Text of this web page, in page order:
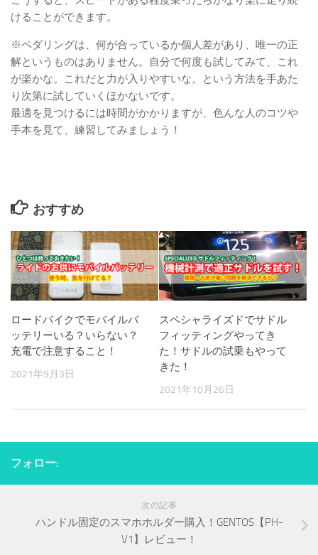
けることができます。
※ペダリングは、何が合っているか個人差があり、唯一の正
解というものはありません。自分で何度も試してみて、これ
が楽かな。これだと力が入りやすいな。という方法を手あた
り次第に試していくほかないです。
最適を見つけるには時間がかかりますが、色んな人のコツや
手本を見て、練習してみましょう！
おすすめ
ロードバイクでモバイルバ
ッテリーいる？いらない？
充電で注意すること！
2021年9月3日
スペシャライズドでサドル
フィッティングやってき
た！サドルの試乗もやって
きた！
2021年10月26日
フォロー:
次の記事
ハンドル固定のスマホホルダー購入！GENTOS【PH-
V1】レビュー！